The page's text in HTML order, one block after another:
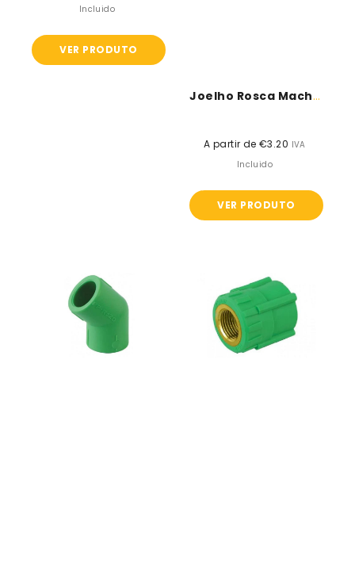
normal
Incluido
VER PRODUTO
Joelho Rosca Macho - Tubo PPR
Preço
normal
A partir de €3.20 IVA
Incluido
VER PRODUTO
-
Tubo
Fêmea
-
Tubo
PPR